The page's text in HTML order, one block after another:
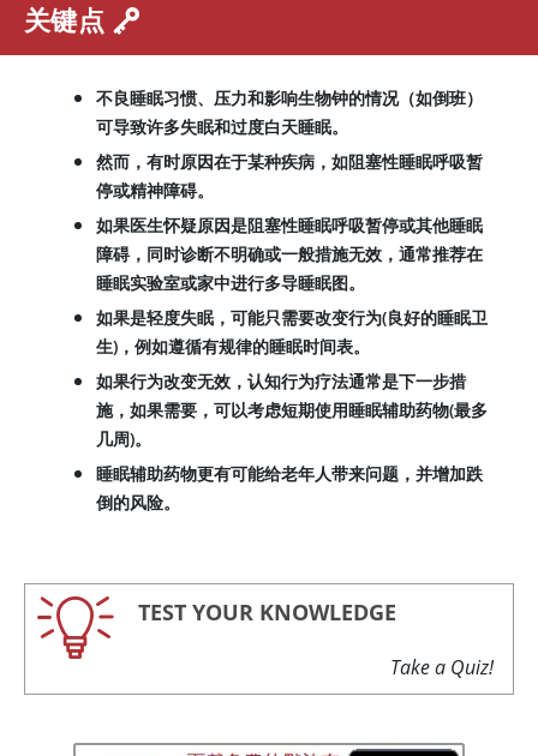
关键点
不良睡眠习惯、压力和影响生物钟的情况（如倒班）
可导致许多失眠和过度白天睡眠。
然而，有时原因在于某种疾病，如阻塞性睡眠呼吸暂
停或精神障碍。
如果医生怀疑原因是阻塞性睡眠呼吸暂停或其他睡眠
障碍，同时诊断不明确或一般措施无效，通常推荐在
睡眠实验室或家中进行多导睡眠图。
如果是轻度失眠，可能只需要改变行为(良好的睡眠卫
生)，例如遵循有规律的睡眠时间表。
如果行为改变无效，认知行为疗法通常是下一步措
施，如果需要，可以考虑短期使用睡眠辅助药物(最多
几周)。
睡眠辅助药物更有可能给老年人带来问题，并增加跌
倒的风险。
TEST YOUR KNOWLEDGE
Take a Quiz!